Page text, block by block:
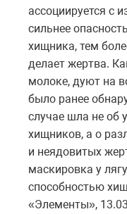
ассоциируется с
сильнее
хищника, тем
делает жертва.
молоке, дуют на
было ранее
случае шла не об
хищников, а о
и неядовитых
маскировка у
способностью
«Элементы»,